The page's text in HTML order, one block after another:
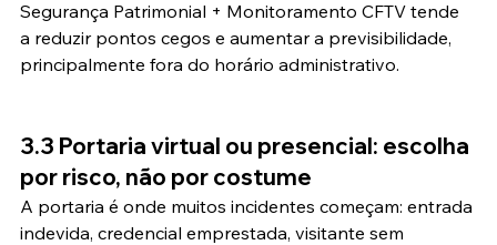
Segurança Patrimonial + Monitoramento CFTV tende
a reduzir pontos cegos e aumentar a previsibilidade,
principalmente fora do horário administrativo.
3.3 Portaria virtual ou presencial: escolha
por risco, não por costume
A portaria é onde muitos incidentes começam: entrada
indevida, credencial emprestada, visitante sem